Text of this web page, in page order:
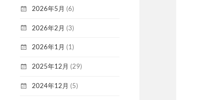
2026年5月 (6)
2026年2月 (3)
2026年1月 (1)
2025年12月 (29)
2024年12月 (5)